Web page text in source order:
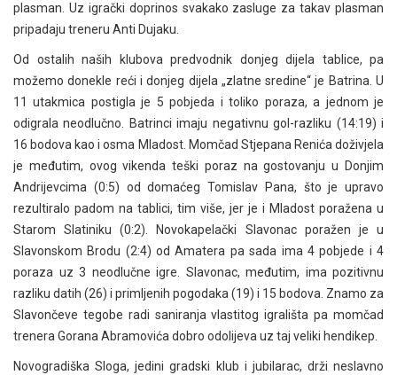
plasman. Uz igrački doprinos svakako zasluge za takav plasman
pripadaju treneru Anti Dujaku.
Od ostalih naših klubova predvodnik donjeg dijela tablice, pa
možemo donekle reći i donjeg dijela „zlatne sredine“ je Batrina. U
11 utakmica postigla je 5 pobjeda i toliko poraza, a jednom je
odigrala neodlučno. Batrinci imaju negativnu gol-razliku (14:19) i
16 bodova kao i osma Mladost. Momčad Stjepana Renića doživjela
je međutim, ovog vikenda teški poraz na gostovanju u Donjim
Andrijevcima (0:5) od domaćeg Tomislav Pana, što je upravo
rezultiralo padom na tablici, tim više, jer je i Mladost poražena u
Starom Slatiniku (0:2). Novokapelački Slavonac poražen je u
Slavonskom Brodu (2:4) od Amatera pa sada ima 4 pobjede i 4
poraza uz 3 neodlučne igre. Slavonac, međutim, ima pozitivnu
razliku datih (26) i primljenih pogodaka (19) i 15 bodova. Znamo za
Slavončeve tegobe radi saniranja vlastitog igrališta pa momčad
trenera Gorana Abramovića dobro odolijeva uz taj veliki hendikep.
Novogradiška Sloga, jedini gradski klub i jubilarac, drži neslavno